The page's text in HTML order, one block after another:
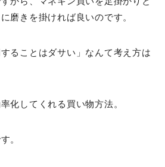
磨きを掛ければ良いのです。
ることはダサい」なんて考え方は
化してくれる買い物方法。
。